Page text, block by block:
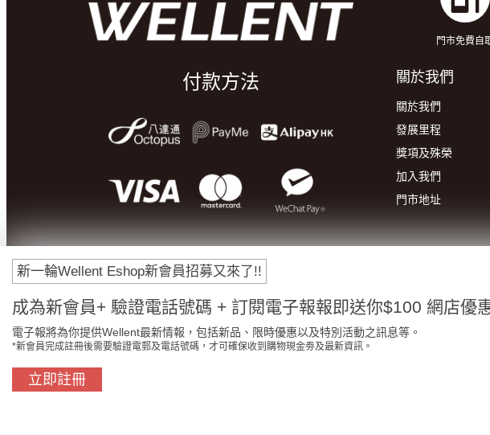
付款方法
門市免費自
關於我們
關於我們
發展里程
獎項及殊榮
加入我們
門市地址
新一輪Wellent Eshop新會員招募又來了!!
成為新會員+ 驗證電話號碼 + 訂閱電子報報即送你$100 網店優
電子報將為你提供Wellent最新情報，包括新品、限時優惠以及特別活動之訊息等。
*新會員完成註冊後需要驗證電郵及電話號碼，才可確保收到購物現金劵及最新資訊。
立即註冊